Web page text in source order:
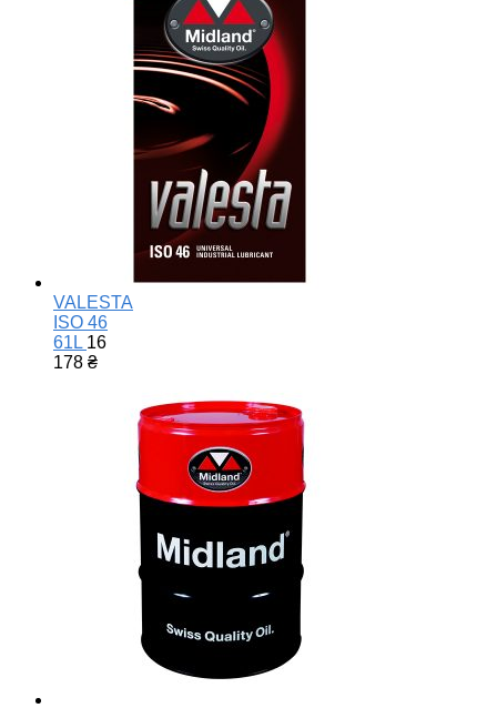
VALESTA
ISO 46
61L 16
178 ₴